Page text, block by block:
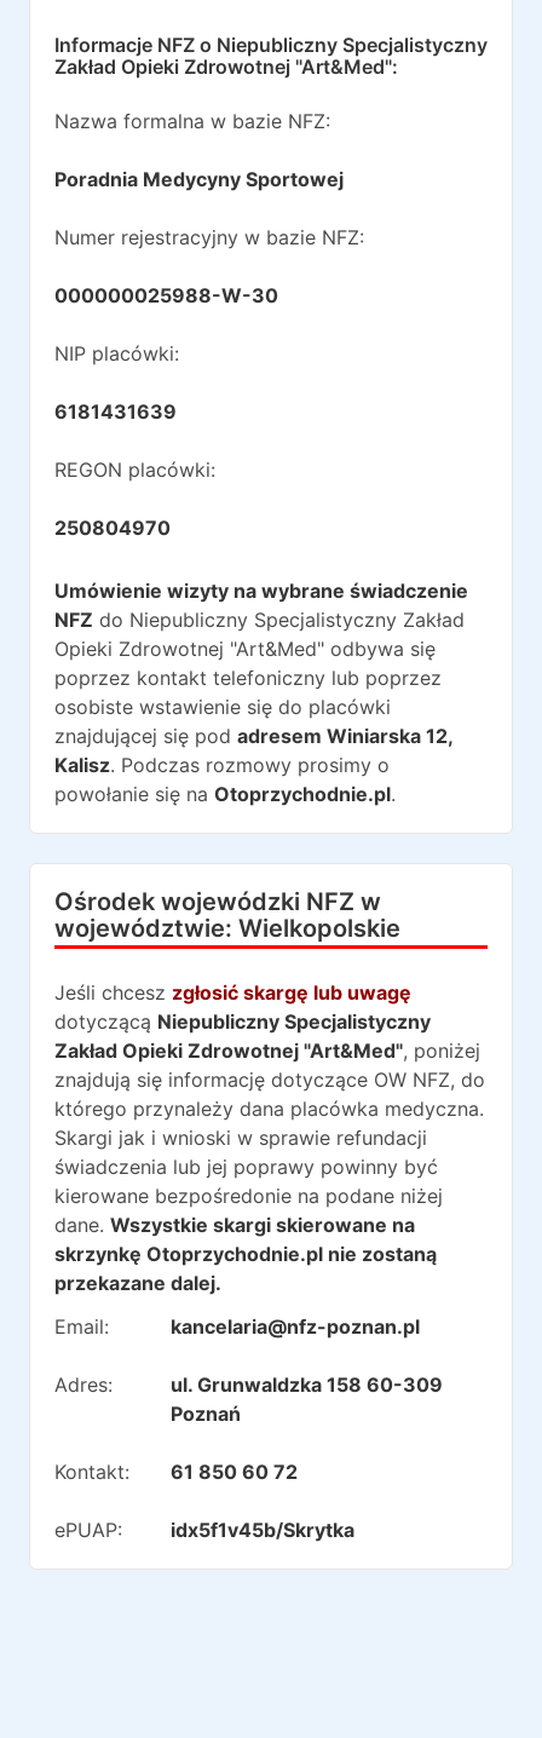
Informacje NFZ o Niepubliczny Specjalistyczny
Zakład Opieki Zdrowotnej "Art&Med":
Nazwa formalna w bazie NFZ:
Poradnia Medycyny Sportowej
Numer rejestracyjny w bazie NFZ:
000000025988-W-30
NIP placówki:
6181431639
REGON placówki:
250804970
Umówienie wizyty na wybrane świadczenie
NFZ do Niepubliczny Specjalistyczny Zakład
Opieki Zdrowotnej "Art&Med" odbywa się
poprzez kontakt telefoniczny lub poprzez
osobiste wstawienie się do placówki
znajdującej się pod adresem Winiarska 12,
Kalisz. Podczas rozmowy prosimy o
powołanie się na Otoprzychodnie.pl.
Ośrodek wojewódzki NFZ w
województwie: Wielkopolskie
Jeśli chcesz zgłosić skargę lub uwagę
dotyczącą Niepubliczny Specjalistyczny
Zakład Opieki Zdrowotnej "Art&Med", poniżej
znajdują się informację dotyczące OW NFZ, do
którego przynależy dana placówka medyczna.
Skargi jak i wnioski w sprawie refundacji
świadczenia lub jej poprawy powinny być
kierowane bezpośredonie na podane niżej
dane. Wszystkie skargi skierowane na
skrzynkę Otoprzychodnie.pl nie zostaną
przekazane dalej.
Email:
kancelaria@nfz-poznan.pl
Adres:
ul. Grunwaldzka 158 60-309
Poznań
Kontakt: 61 850 60 72
ePUAP: idx5f1v45b/Skrytka